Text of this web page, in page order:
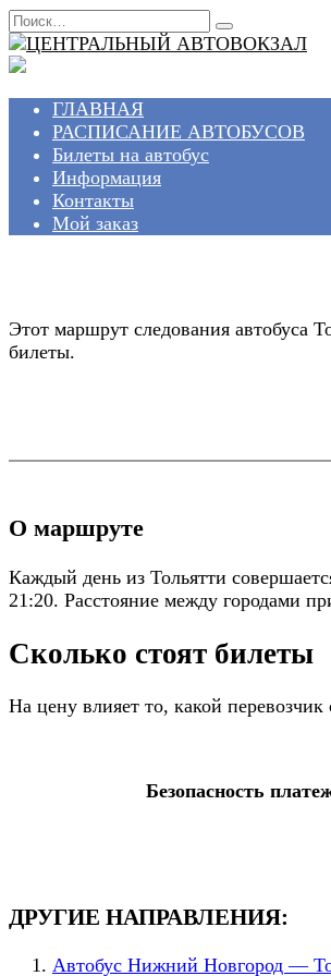
Перейти
к
содержанию
Search
for:
ГЛАВНАЯ
РАСПИСАНИЕ АВТОБУСОВ
Билеты на автобус
Информация
Контакты
Мой заказ
Этот маршрут следования автобуса
билеты.
О маршруте
Каждый день из Тольятти
21:20. Расстояние между городами
Сколько стоят билеты
На цену влияет то, какой
Безопасность
ДРУГИЕ НАПРАВЛЕНИЯ:
Автобус Нижний Новгород —